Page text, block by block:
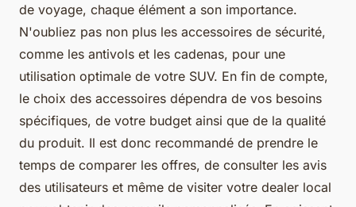
de voyage, chaque élément a son importance.
N'oubliez pas non plus les accessoires de sécurité,
comme les antivols et les cadenas, pour une
utilisation optimale de votre SUV. En fin de compte,
le choix des accessoires dépendra de vos besoins
spécifiques, de votre budget ainsi que de la qualité
du produit. Il est donc recommandé de prendre le
temps de comparer les offres, de consulter les avis
des utilisateurs et même de visiter votre dealer local